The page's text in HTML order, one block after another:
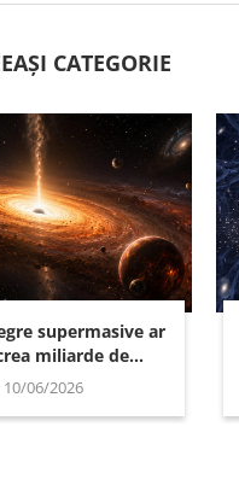
CATEGORIE
supermasive ar
miliarde de...
10/06/2026